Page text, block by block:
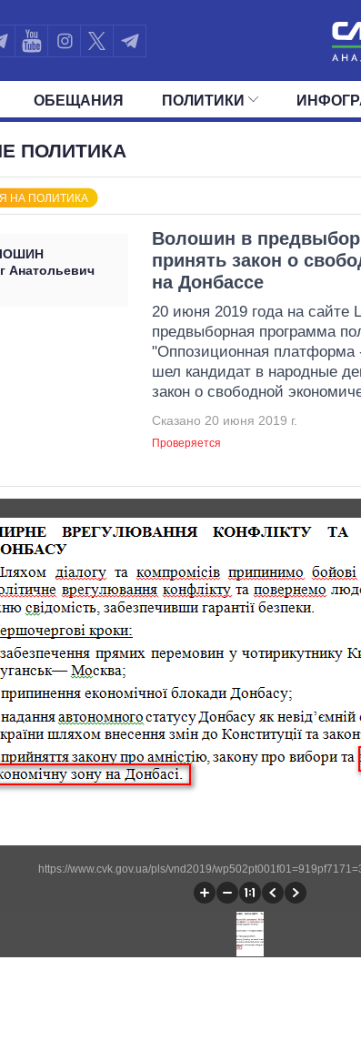
ОБЕЩАНИЯ ПОЛИТИКИ
ПОЛИТИКА
НА ПОЛИТИКА
Анатольевич
Волошин в
принять закон о
на Донбассе
20 июня 2019 года на сайте
предвыборная программа
"Оппозиционная платформа
шел кандидат в народные
закон о свободной
Сказано 20 июня 2019 г.
Проверяется
https://www.cvk.gov.ua/pls/vnd2019/